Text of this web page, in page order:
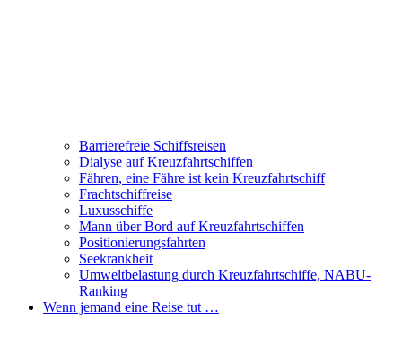
Barrierefreie Schiffsreisen
Dialyse auf Kreuzfahrtschiffen
Fähren, eine Fähre ist kein Kreuzfahrtschiff
Frachtschiffreise
Luxusschiffe
Mann über Bord auf Kreuzfahrtschiffen
Positionierungsfahrten
Seekrankheit
Umweltbelastung durch Kreuzfahrtschiffe, NABU-
Ranking
Wenn jemand eine Reise tut …